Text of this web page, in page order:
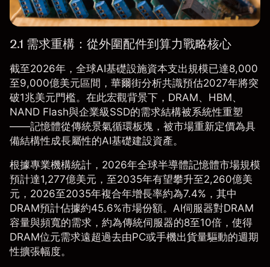
2.1 需求重構：從外圍配件到算力戰略核心
截至2026年，全球AI基礎設施資本支出規模已達8,000
至9,000億美元區間，華爾街分析共識預估2027年將突
破1兆美元門檻。在此宏觀背景下，DRAM、HBM、
NAND Flash與企業級SSD的需求結構被系統性重塑
——記憶體從傳統景氣循環板塊，被市場重新定價為具
備結構性成長屬性的AI基礎建設資產。
根據專業機構統計，2026年全球半導體記憶體市場規模
預計達1,277億美元，至2035年有望攀升至2,260億美
元，2026至2035年複合年增長率約為7.4%，其中
DRAM預計佔據約45.6%市場份額。AI伺服器對DRAM
容量與頻寬的需求，約為傳統伺服器的8至10倍，使得
DRAM位元需求遠超過去由PC或手機出貨量驅動的週期
性擴張幅度。